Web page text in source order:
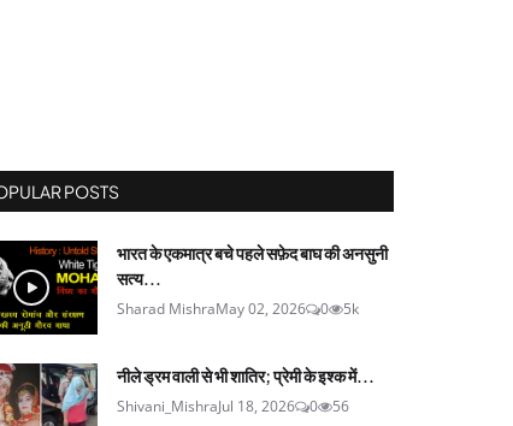
POSTS
भारत के एकमात्र बचे पहले सफ़ेद बाघ की अनसुनी
सत्य...
Sharad MishraMay 02, 2026 0 5k
नीले ड्रम वाली से भी शातिर; प्रेमी के इश्‍क में...
Shivani_MishraJul 18, 2026 0 56